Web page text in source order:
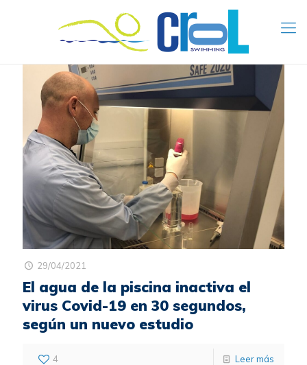
29/04/2021
El agua de la piscina inactiva el
virus Covid-19 en 30 segundos,
según un nuevo estudio
4 Leer más